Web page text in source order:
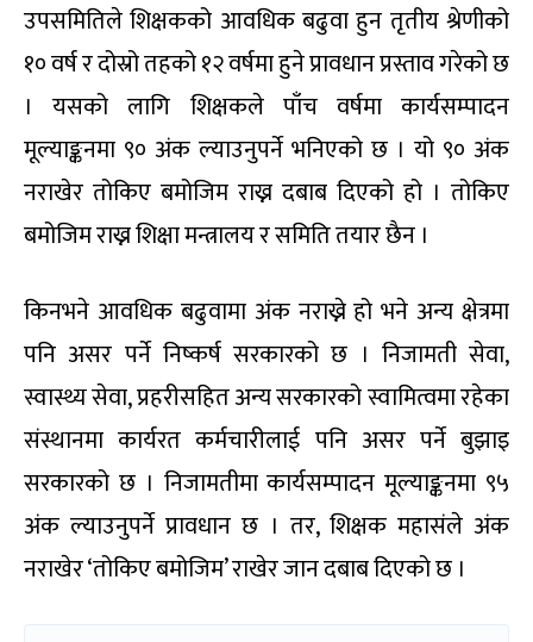
उपसमितिले शिक्षकको आवधिक बढुवा हुन तृतीय श्रेणीको
१० वर्ष र दोस्रो तहको १२ वर्षमा हुने प्रावधान प्रस्ताव गरेको छ
। यसको लागि शिक्षकले पाँच वर्षमा कार्यसम्पादन
मूल्याङ्कनमा ९० अंक ल्याउनुपर्ने भनिएको छ । यो ९० अंक
नराखेर तोकिए बमोजिम राख्न दबाब दिएको हो । तोकिए
बमोजिम राख्न शिक्षा मन्त्रालय र समिति तयार छैन ।
किनभने आवधिक बढुवामा अंक नराख्ने हो भने अन्य क्षेत्रमा
पनि असर पर्ने निष्कर्ष सरकारको छ । निजामती सेवा,
स्वास्थ्य सेवा, प्रहरीसहित अन्य सरकारको स्वामित्वमा रहेका
संस्थानमा कार्यरत कर्मचारीलाई पनि असर पर्ने बुझाइ
सरकारको छ । निजामतीमा कार्यसम्पादन मूल्याङ्कनमा ९५
अंक ल्याउनुपर्ने प्रावधान छ । तर, शिक्षक महासंले अंक
नराखेर ‘तोकिए बमोजिम’ राखेर जान दबाब दिएको छ ।